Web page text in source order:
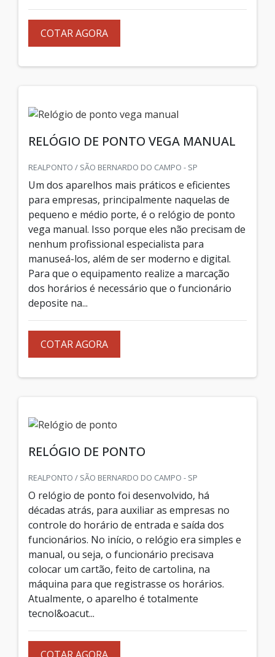
COTAR AGORA
RELÓGIO DE PONTO VEGA MANUAL
REALPONTO / SÃO BERNARDO DO CAMPO - SP
Um dos aparelhos mais práticos e eficientes
para empresas, principalmente naquelas de
pequeno e médio porte, é o relógio de ponto
vega manual. Isso porque eles não precisam de
nenhum profissional especialista para
manuseá-los, além de ser moderno e digital.
Para que o equipamento realize a marcação
dos horários é necessário que o funcionário
deposite na...
COTAR AGORA
RELÓGIO DE PONTO
REALPONTO / SÃO BERNARDO DO CAMPO - SP
O relógio de ponto foi desenvolvido, há
décadas atrás, para auxiliar as empresas no
controle do horário de entrada e saída dos
funcionários. No início, o relógio era simples e
manual, ou seja, o funcionário precisava
colocar um cartão, feito de cartolina, na
máquina para que registrasse os horários.
Atualmente, o aparelho é totalmente
tecnol&oacut...